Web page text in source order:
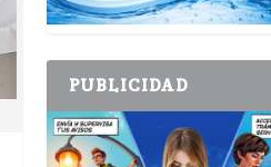
PUBLICIDAD